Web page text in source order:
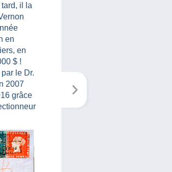
il la
en
en
$ !
le Dr.
2007
grâce